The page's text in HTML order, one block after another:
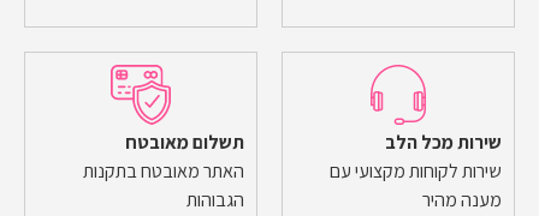
שירות מכל הלב
שירות לקוחות מקצועי עם
מענה מהיר
תשלום מאובטח
האתר מאובטח בתקנות
הגבוהות